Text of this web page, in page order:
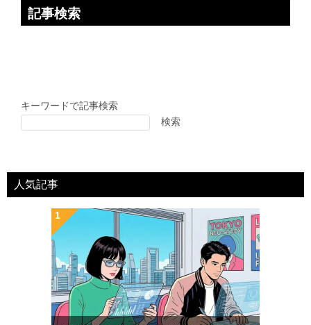
記事検索
キーワードで記事検索
検索
人気記事